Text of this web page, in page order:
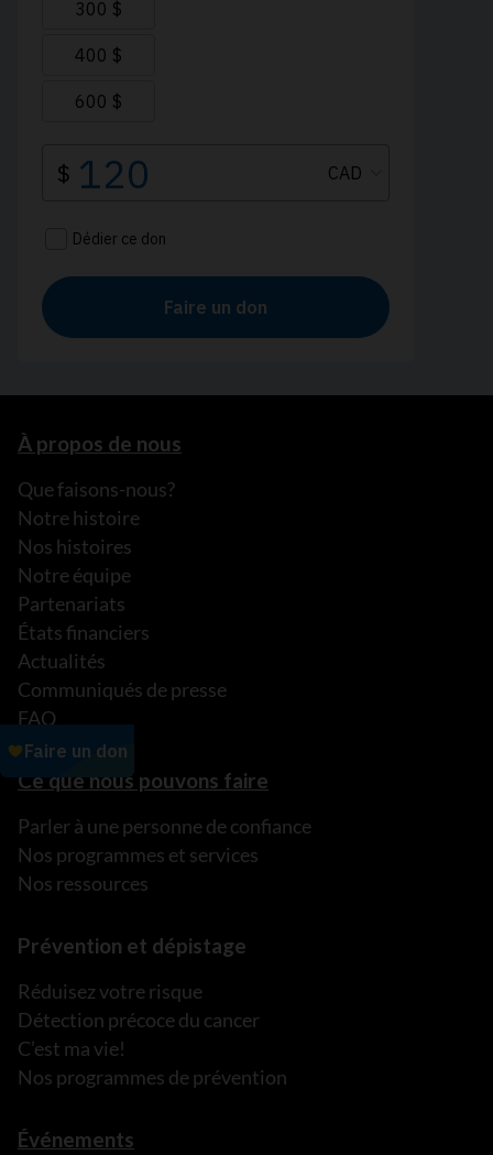
À propos de nous
Que faisons-nous?
Notre histoire
Nos histoires
Notre équipe
Partenariats
États financiers
Actualités
Communiqués de presse
FAQ
Ce que nous pouvons faire
Parler à une personne de confiance
Nos programmes et services
Nos ressources
Prévention et dépistage
Réduisez votre risque
Détection précoce du cancer
C’est ma vie!
Nos programmes de prévention
Événements